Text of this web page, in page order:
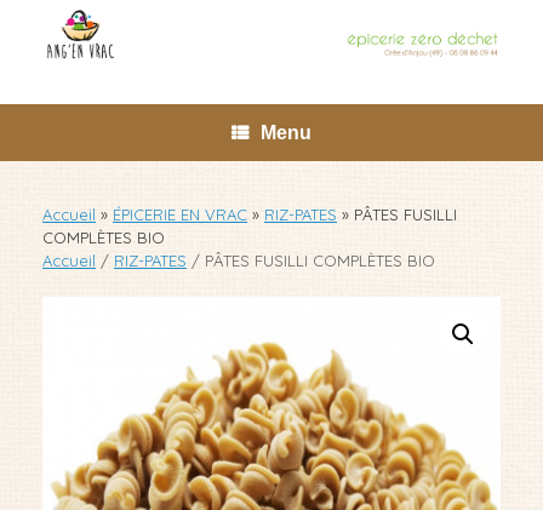
content
Menu
Accueil » ÉPICERIE EN VRAC » RIZ-PATES » PÂTES FUSILLI
COMPLÈTES BIO
Accueil / RIZ-PATES / PÂTES FUSILLI COMPLÈTES BIO